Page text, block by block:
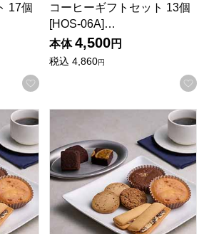
17個
お気に入りに登録する
コーヒーギフトセット 13個
[HOS-06A]…
本体 4,500円
税込 4,860円
ツギフトセット 16個[HOS-05A]【年
ホテルオークラスイーツギ